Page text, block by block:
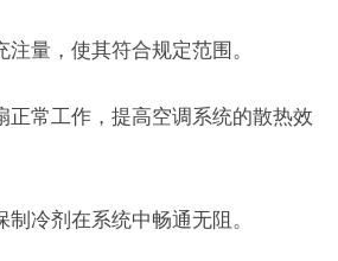
量，使其符合规定范围。
常工作，提高空调系统的散热效
冷剂在系统中畅通无阻。